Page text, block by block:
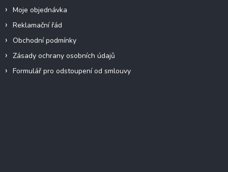
Moje objednávka
Reklamační řád
Obchodní podmínky
Zásady ochrany osobních údajů
Formulář pro odstoupení od smlouvy